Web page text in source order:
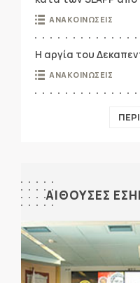
ΑΝΑΚΟΙΝΩΣΕΙΣ
Η αργία του
ΑΝΑΚΟΙΝΩΣΕΙΣ
ΑΙΘΟΥΣΕΣ